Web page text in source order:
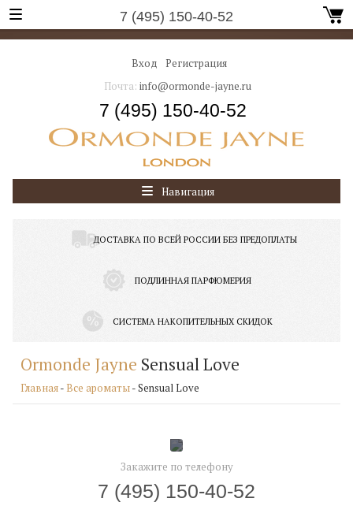
7 (495) 150-40-52
Вход
Регистрация
Почта: info@ormonde-jayne.ru
7 (495) 150-40-52
Навигация
ДОСТАВКА ПО ВСЕЙ РОССИИ БЕЗ ПРЕДОПЛАТЫ
ПОДЛИННАЯ ПАРФЮМЕРИЯ
СИСТЕМА НАКОПИТЕЛЬНЫХ СКИДОК
Ormonde Jayne Sensual Love
Главная- Все ароматы- Sensual Love
Закажите по телефону
7 (495) 150-40-52